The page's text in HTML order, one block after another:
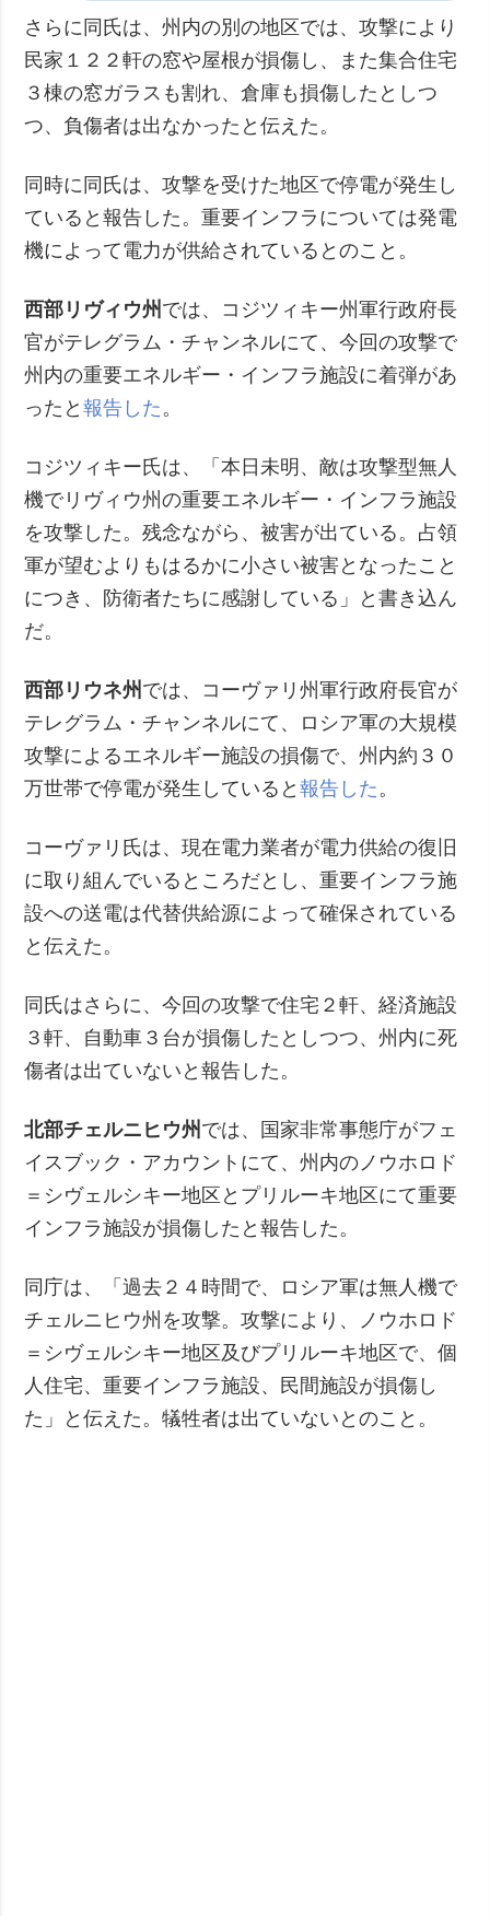
さらに同氏は、州内の別の地区では、攻撃により
民家１２２軒の窓や屋根が損傷し、また集合住宅
３棟の窓ガラスも割れ、倉庫も損傷したとしつ
つ、負傷者は出なかったと伝えた。
同時に同氏は、攻撃を受けた地区で停電が発生し
ていると報告した。重要インフラについては発電
機によって電力が供給されているとのこと。
西部リヴィウ州 では、コジツィキー州軍行政府長
官がテレグラム・チャンネルにて、今回の攻撃で
州内の重要エネルギー・インフラ施設に着弾があ
ったと報告した 。
コジツィキー氏は、「本日未明、敵は攻撃型無人
機でリヴィウ州の重要エネルギー・インフラ施設
を攻撃した。残念ながら、被害が出ている。占領
軍が望むよりもはるかに小さい被害となったこと
につき、防衛者たちに感謝している」と書き込ん
だ。
西部リウネ州 では、コーヴァリ州軍行政府長官が
テレグラム・チャンネルにて、ロシア軍の大規模
攻撃によるエネルギー施設の損傷で、州内約３０
万世帯で停電が発生していると報告した 。
コーヴァリ氏は、現在電力業者が電力供給の復旧
に取り組んでいるところだとし、重要インフラ施
設への送電は代替供給源によって確保されている
と伝えた。
同氏はさらに、今回の攻撃で住宅２軒、経済施設
３軒、自動車３台が損傷したとしつつ、州内に死
傷者は出ていないと報告した。
北部チェルニヒウ州 では、国家非常事態庁がフェ
イスブック・アカウントにて、州内のノウホロド
＝シヴェルシキー地区とプリルーキ地区にて重要
インフラ施設が損傷したと報告した。
同庁は、「過去２４時間で、ロシア軍は無人機で
チェルニヒウ州を攻撃。攻撃により、ノウホロド
＝シヴェルシキー地区及びプリルーキ地区で、個
人住宅、重要インフラ施設、民間施設が損傷し
た」と伝えた。犠牲者は出ていないとのこと。